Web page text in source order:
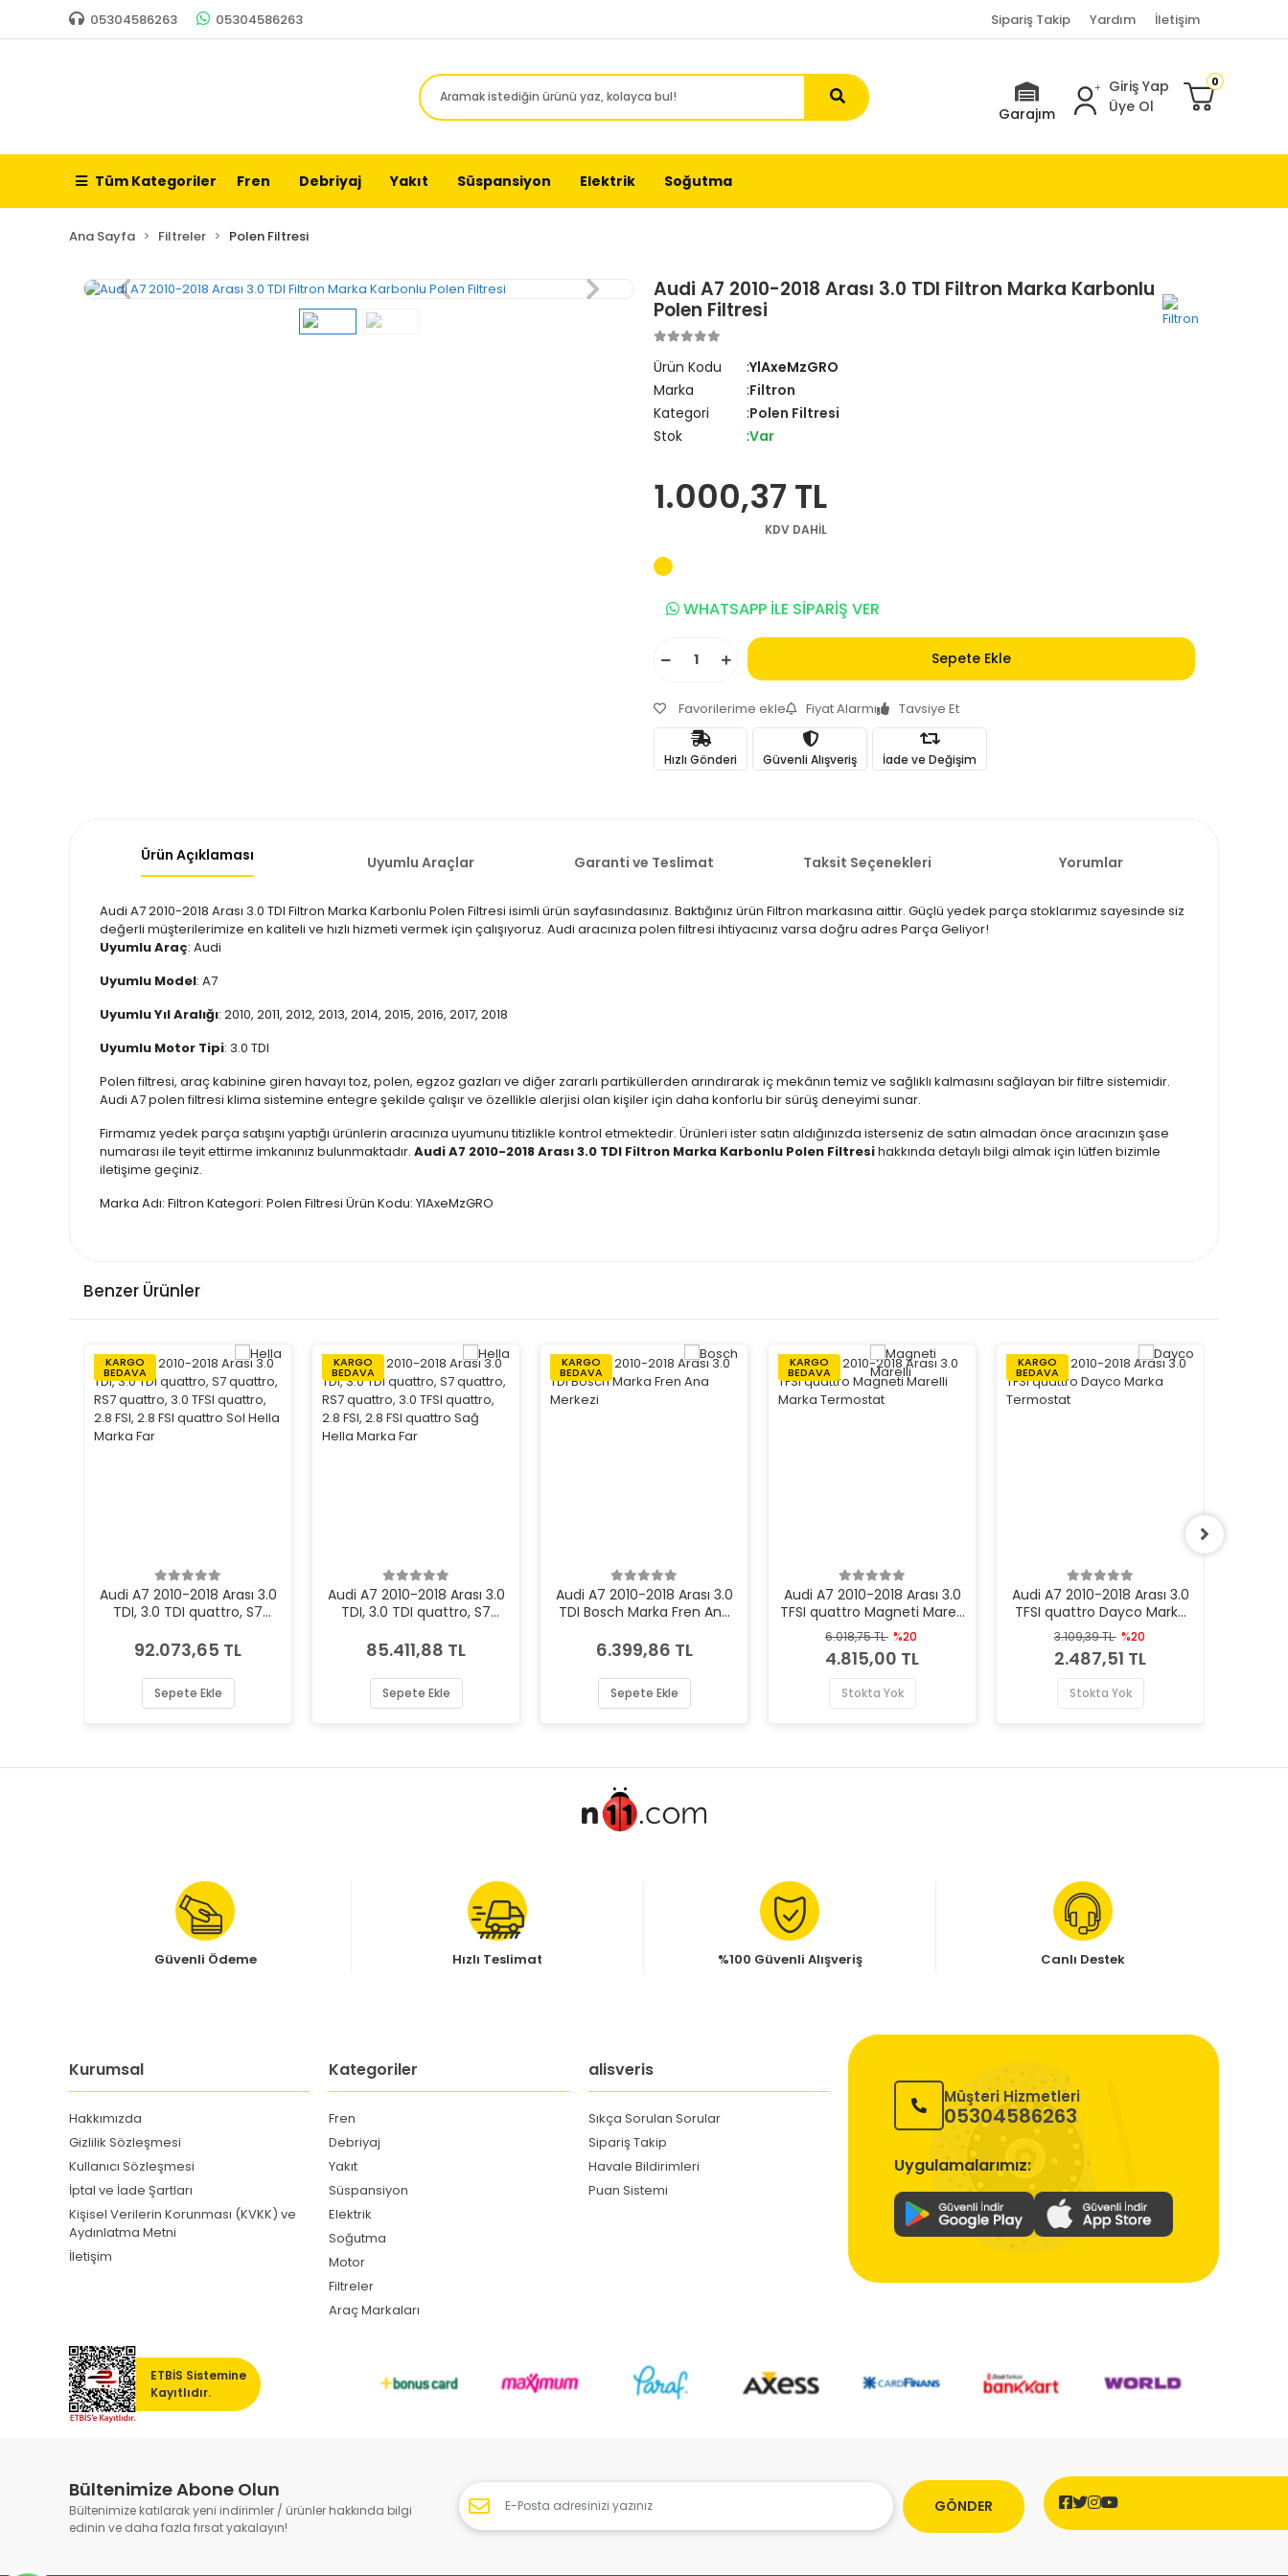
05304586263 05304586263 Sipariş Takip Yardım İletişim
Garajım
Giriş Yap
Üye Ol
0
Tüm Kategoriler Fren Debriyaj Yakıt Süspansiyon Elektrik Soğutma
Ana Sayfa Filtreler Polen Filtresi
Audi A7 2010-2018 Arası 3.0 TDI Filtron Marka Karbonlu
Polen Filtresi
Ürün Kodu
YlAxeMzGRO
Marka
Filtron
Kategori
Polen Filtresi
Stok
Var
1.000,37 TL
KDV DAHİL
WHATSAPP İLE SİPARİŞ VER
Sepete Ekle
Favorilerime ekle Fiyat Alarmı Tavsiye Et
Hızlı Gönderi Güvenli Alışveriş İade ve Değişim
Ürün Açıklaması Uyumlu Araçlar Garanti ve Teslimat Taksit Seçenekleri Yorumlar
Audi A7 2010-2018 Arası 3.0 TDI Filtron Marka Karbonlu Polen Filtresi isimli ürün sayfasındasınız. Baktığınız ürün Filtron markasına aittir. Güçlü yedek parça stoklarımız sayesinde siz
değerli müşterilerimize en kaliteli ve hızlı hizmeti vermek için çalışıyoruz. Audi aracınıza polen filtresi ihtiyacınız varsa doğru adres Parça Geliyor!
Uyumlu Araç: Audi
Uyumlu Model: A7
Uyumlu Yıl Aralığı: 2010, 2011, 2012, 2013, 2014, 2015, 2016, 2017, 2018
Uyumlu Motor Tipi: 3.0 TDI
Polen filtresi, araç kabinine giren havayı toz, polen, egzoz gazları ve diğer zararlı partiküllerden arındırarak iç mekânın temiz ve sağlıklı kalmasını sağlayan bir filtre sistemidir.
Audi A7 polen filtresi klima sistemine entegre şekilde çalışır ve özellikle alerjisi olan kişiler için daha konforlu bir sürüş deneyimi sunar.
Firmamız yedek parça satışını yaptığı ürünlerin aracınıza uyumunu titizlikle kontrol etmektedir. Ürünleri ister satın aldığınızda isterseniz de satın almadan önce aracınızın şase
numarası ile teyit ettirme imkanınız bulunmaktadır. Audi A7 2010-2018 Arası 3.0 TDI Filtron Marka Karbonlu Polen Filtresihakkında detaylı bilgi almak için lütfen bizimle
iletişime geçiniz.
Marka Adı: Filtron Kategori: Polen Filtresi Ürün Kodu: YlAxeMzGRO
Benzer Ürünler
KARGO
BEDAVA
Audi A7 2010-2018 Arası 3.0
TDI, 3.0 TDI quattro, S7
TFSI quattro, 2.8 FSI, 2.8 FSI
quattro Sol Hella Marka Far
92.073,65 TL
Sepete Ekle
KARGO
BEDAVA
Audi A7 2010-2018 Arası 3.0
TDI, 3.0 TDI quattro, S7
TFSI quattro, 2.8 FSI, 2.8 FSI
quattro Sağ Hella Marka Far
85.411,88 TL
Sepete Ekle
KARGO
BEDAVA
Audi A7 2010-2018 Arası 3.0
TDI Bosch Marka Fren Ana
6.399,86 TL
Sepete Ekle
KARGO
BEDAVA
Audi A7 2010-2018 Arası 3.0
TFSI quattro Magneti Marelli
Marka Termostat
6.018,75 TL %20
4.815,00 TL
Stokta Yok
KARGO
BEDAVA
Audi A7 2010-2018 Arası 3.0
TFSI quattro Dayco Marka
Termostat
3.109,39 TL %20
2.487,51 TL
Stokta Yok
Güvenli Ödeme Hızlı Teslimat %100 Güvenli Alışveriş Canlı Destek
Kurumsal
Hakkımızda
Gizlilik Sözleşmesi
Kullanıcı Sözleşmesi
İptal ve İade Şartları
Kişisel Verilerin Korunması (KVKK) ve
Aydınlatma Metni
İletişim
Kategoriler
Fren
Debriyaj
Yakıt
Süspansiyon
Elektrik
Soğutma
Motor
Filtreler
Araç Markaları
alisveris
Sıkça Sorulan Sorular
Sipariş Takip
Havale Bildirimleri
Puan Sistemi
Müşteri Hizmetleri
05304586263
Uygulamalarımız:
ETBİS Sistemine
Kayıtlıdır.
Bültenimize Abone Olun
Bültenimize katılarak yeni indirimler / ürünler hakkında bilgi
edinin ve daha fazla fırsat yakalayın!
GÖNDER